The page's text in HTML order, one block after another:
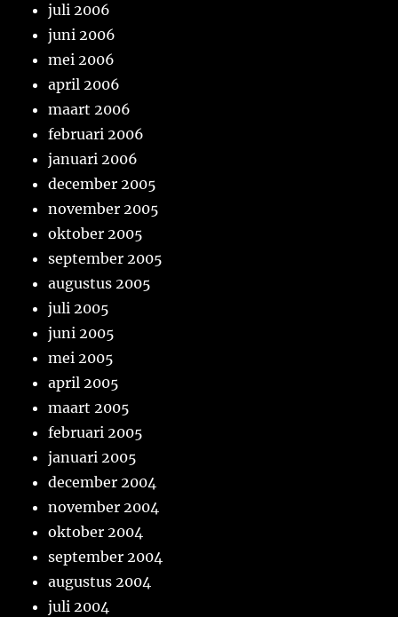
juli 2006
juni 2006
mei 2006
april 2006
maart 2006
februari 2006
januari 2006
december 2005
november 2005
oktober 2005
september 2005
augustus 2005
juli 2005
juni 2005
mei 2005
april 2005
maart 2005
februari 2005
januari 2005
december 2004
november 2004
oktober 2004
september 2004
augustus 2004
juli 2004